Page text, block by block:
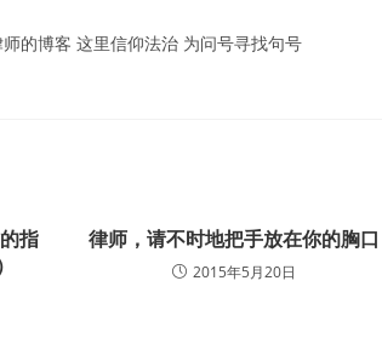
的博客 这里信仰法治 为问号寻找句号
指
律师，请不时地把手放在你的胸口
2015年5月20日